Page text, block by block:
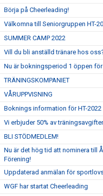
Börja på Cheerleading!
Välkomna till Seniorgruppen HT-
SUMMER CAMP 2022
Vill du bli anställd tränare hos
Nu är bokningsperiod 1 öppen för
TRÄNINGSKOMPANIET
VÅRUPPVISNING
Boknings information för HT-2022
Vi erbjuder 50% av
BLI STÖDMEDLEM!
Nu är det hög tid att nominera till
Förening!
Uppdaterad anmälan för
WGF har startat Cheerleading